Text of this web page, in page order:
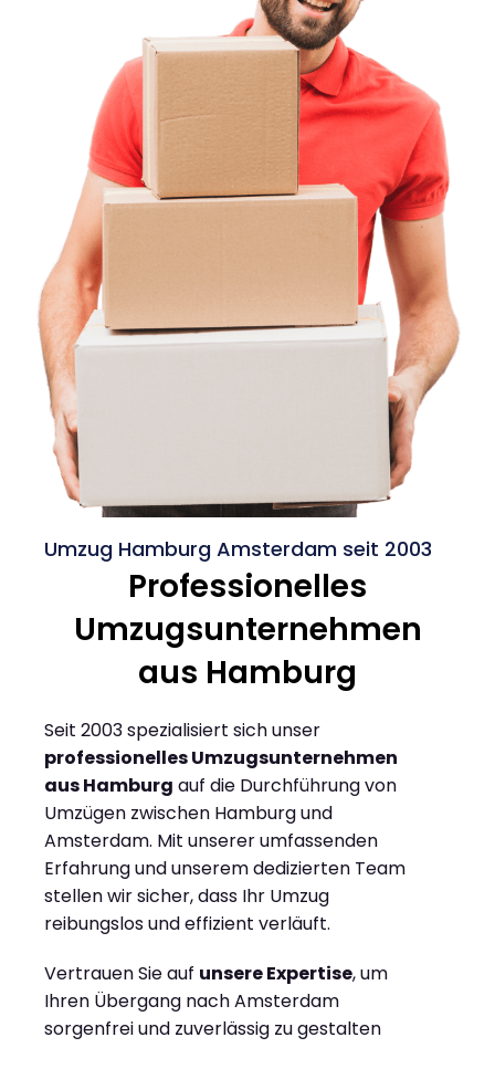
Umzug Hamburg Amsterdam seit 2003
Professionelles
Umzugsunternehmen
aus Hamburg
Seit 2003 spezialisiert sich unser
professionelles Umzugsunternehmen
aus Hamburg auf die Durchführung von
Umzügen zwischen Hamburg und
Amsterdam. Mit unserer umfassenden
Erfahrung und unserem dedizierten Team
stellen wir sicher, dass Ihr Umzug
reibungslos und effizient verläuft.
Vertrauen Sie auf unsere Expertise, um
Ihren Übergang nach Amsterdam
sorgenfrei und zuverlässig zu gestalten